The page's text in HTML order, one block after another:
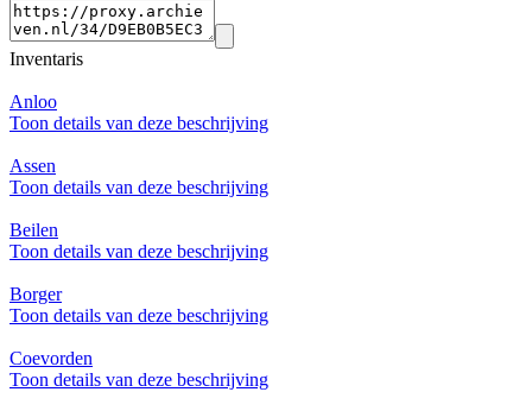
Inventaris
Anloo
Toon details van deze beschrijving
Assen
Toon details van deze beschrijving
Beilen
Toon details van deze beschrijving
Borger
Toon details van deze beschrijving
Coevorden
Toon details van deze beschrijving